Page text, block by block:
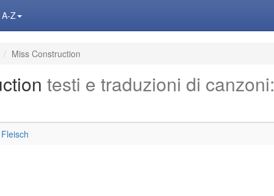
A-Z
Miss Construction
testi e traduzioni di canzoni: